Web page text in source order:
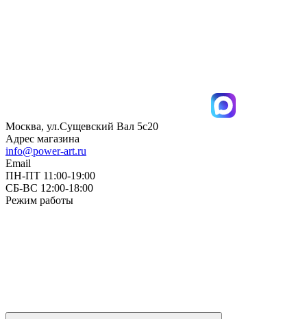
Москва, ул.Сущевский Вал 5с20
Адрес магазина
info@power-art.ru
Email
ПН-ПТ 11:00-19:00
СБ-ВС 12:00-18:00
Режим работы